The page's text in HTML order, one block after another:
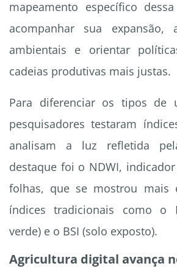
mapeamento específico
acompanhar sua expansão,
ambientais e orientar
cadeias produtivas mais justas.
Para diferenciar os tipos de
pesquisadores testaram
analisam a luz refletida
destaque foi o NDWI,
folhas, que se mostrou mais
índices tradicionais como o
verde) e o BSI (solo exposto).
Agricultura digital avança